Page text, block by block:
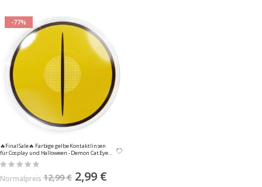
-77%
🔥Final Sale🔥 Farbige gelbe Kontaktlinsen
für Cosplay und Halloween - Demon Cat Eye
Yellow von MeralenS - 1 Paar (2 Stück)
Rating:
Normalpreis 12,99 € Sonderangebot
2,99 €